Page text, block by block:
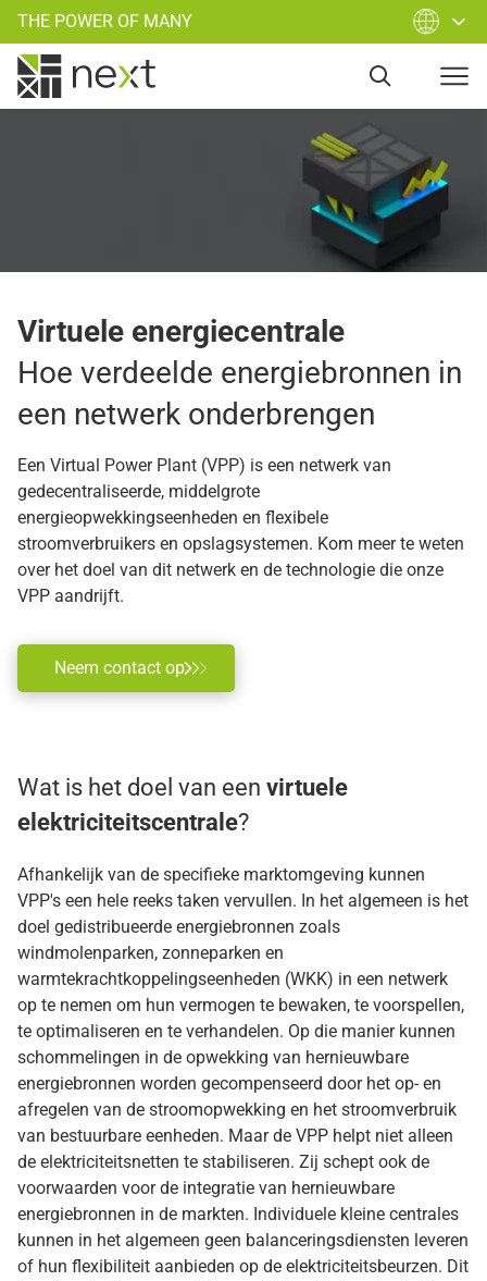
THE POWER OF MANY
Virtuele energiecentrale
Hoe verdeelde energiebronnen in
een netwerk onderbrengen
Een Virtual Power Plant (VPP) is een netwerk van
gedecentraliseerde, middelgrote
energieopwekkingseenheden en flexibele
stroomverbruikers en opslagsystemen. Kom meer te weten
over het doel van dit netwerk en de technologie die onze
VPP aandrijft.
Neem contact op
Wat is het doel van een virtuele
elektriciteitscentrale?
Afhankelijk van de specifieke marktomgeving kunnen
VPP's een hele reeks taken vervullen. In het algemeen is het
doel gedistribueerde energiebronnen zoals
windmolenparken, zonneparken en
warmtekrachtkoppelingseenheden (WKK) in een netwerk
op te nemen om hun vermogen te bewaken, te voorspellen,
te optimaliseren en te verhandelen. Op die manier kunnen
schommelingen in de opwekking van hernieuwbare
energiebronnen worden gecompenseerd door het op- en
afregelen van de stroomopwekking en het stroomverbruik
van bestuurbare eenheden. Maar de VPP helpt niet alleen
de elektriciteitsnetten te stabiliseren. Zij schept ook de
voorwaarden voor de integratie van hernieuwbare
energiebronnen in de markten. Individuele kleine centrales
kunnen in het algemeen geen balanceringsdiensten leveren
of hun flexibiliteit aanbieden op de elektriciteitsbeurzen. Dit